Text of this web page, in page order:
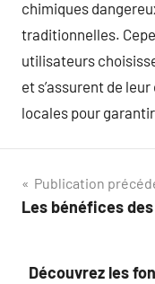
chimiques
traditionnelles.
utilisateurs
et s’assurent de
locales pour
Navigation
de
Publication
Les bénéfices
Découvrez les